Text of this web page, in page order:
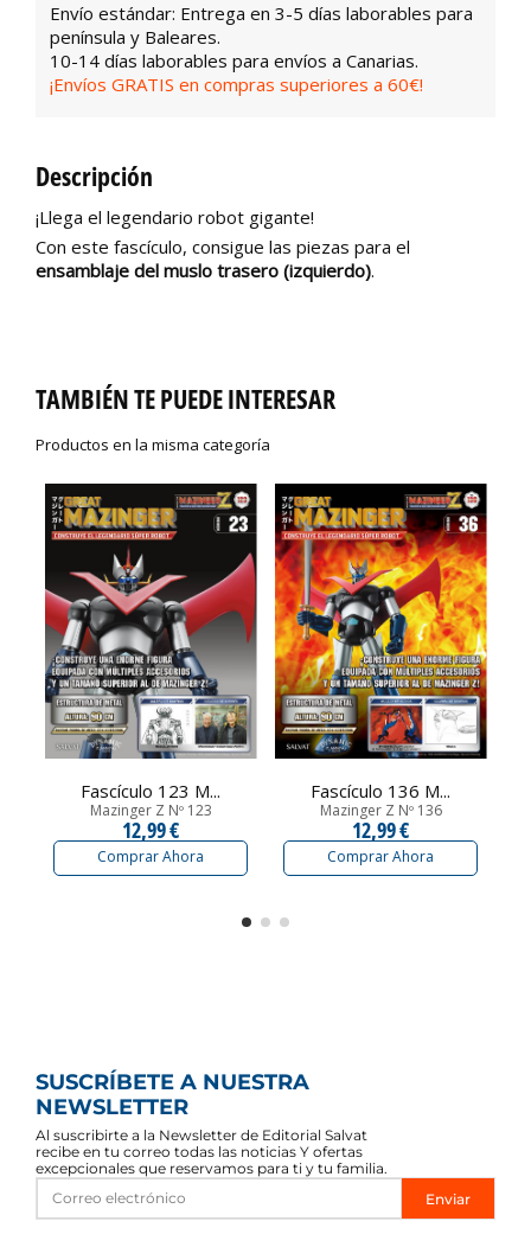
Envío estándar: Entrega en 3-5 días laborables para
península y Baleares.
10-14 días laborables para envíos a Canarias.
¡Envíos GRATIS en compras superiores a 60€!
Descripción
¡Llega el legendario robot gigante!
Con este fascículo, consigue las piezas para el
ensamblaje del muslo trasero (izquierdo).
TAMBIÉN TE PUEDE INTERESAR
Productos en la misma categoría
Fascículo 123 M...
Mazinger Z Nº 123
12,99 €
Comprar Ahora
Fascículo 136 M...
Mazinger Z Nº 136
12,99 €
Comprar Ahora
SUSCRÍBETE A NUESTRA
NEWSLETTER
Al suscribirte a la Newsletter de Editorial Salvat
recibe en tu correo todas las noticias Y ofertas
excepcionales que reservamos para ti y tu familia.
Enviar